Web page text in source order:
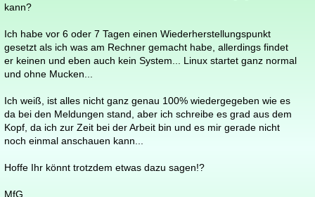
kann?
Ich habe vor 6 oder 7 Tagen einen Wiederherstellungspunkt
gesetzt als ich was am Rechner gemacht habe, allerdings findet
er keinen und eben auch kein System... Linux startet ganz normal
und ohne Mucken...
Ich weiß, ist alles nicht ganz genau 100% wiedergegeben wie es
da bei den Meldungen stand, aber ich schreibe es grad aus dem
Kopf, da ich zur Zeit bei der Arbeit bin und es mir gerade nicht
noch einmal anschauen kann...
Hoffe Ihr könnt trotzdem etwas dazu sagen!?
MfG